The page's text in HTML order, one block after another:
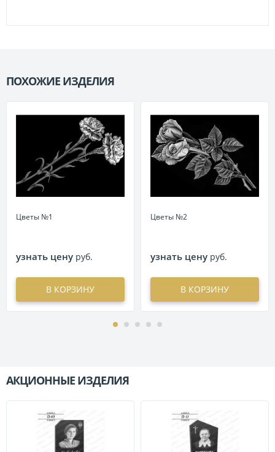
ПОХОЖИЕ ИЗДЕЛИЯ
Цветы №1
узнать цену руб.
В КОРЗИНУ
Цветы №2
узнать цену руб.
В КОРЗИНУ
АКЦИОННЫЕ ИЗДЕЛИЯ